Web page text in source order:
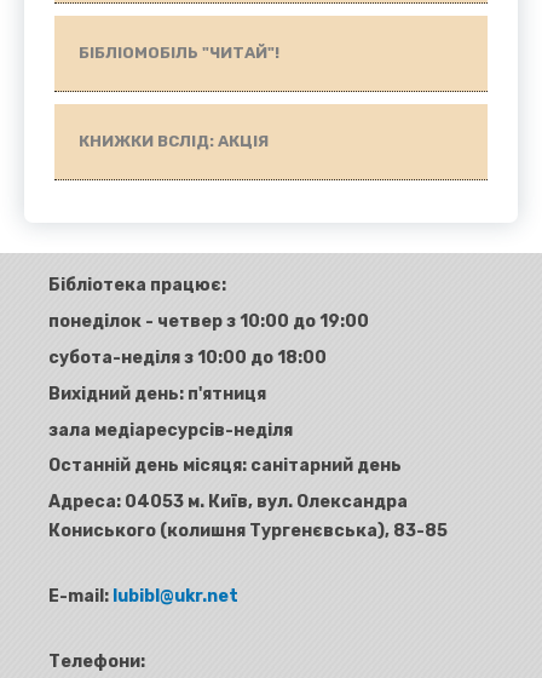
БІБЛІОМОБІЛЬ "ЧИТАЙ"!
КНИЖКИ ВСЛІД: АКЦІЯ
Бібліотека працює:
понеділок - четвер з 10:00 до 19:00
субота-неділя з 10:00 до 18:00
Вихідний день: п'ятниця
зала медіаресурсів-неділя
Останній день місяця: санітарний день
Адреса: 04053 м. Київ, вул. Олександра
Кониського (колишня Тургенєвська), 83-85
E-mail: lubibl@ukr.net
Телефони: